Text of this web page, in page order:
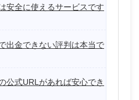
安全に使えるサービスです
出金できない評判は本当で
公式URLがあれば安心でき